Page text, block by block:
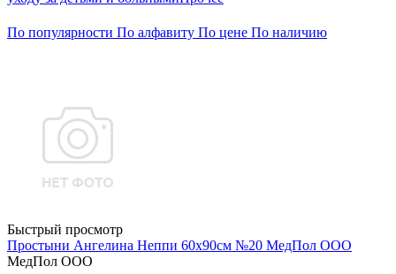
По популярности По алфавиту По цене По наличию
Быстрый просмотр
Простыни Ангелина Неппи 60х90см №20 МедПол ООО
МедПол ООО